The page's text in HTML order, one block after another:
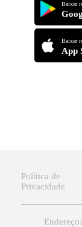
Baixar
Baixar
App
Política de
Privacidade